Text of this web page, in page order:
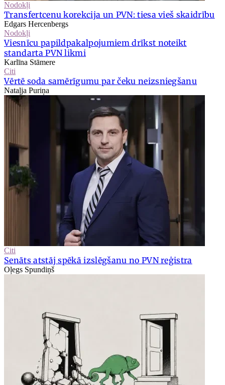
Nodokļi
Transfertcenu korekcija un PVN: tiesa vieš skaidrību
Edgars Hercenbergs
Nodokļi
Viesnīcu papildpakalpojumiem drīkst noteikt
standarta PVN likmi
Karlīna Stāmere
Citi
Vērtē soda samērīgumu par čeku neizsniegšanu
Nataļja Puriņa
Citi
Senāts atstāj spēkā izslēgšanu no PVN reģistra
Oļegs Spundiņš